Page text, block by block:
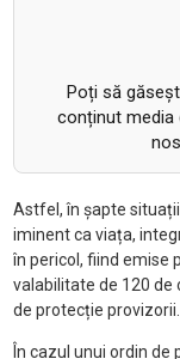
Poți să
conținut media
Astfel, în șapte
iminent ca viața,
în pericol, fiind emise
valabilitate de 120 de
de protecție provizorii.
În cazul unui ordin